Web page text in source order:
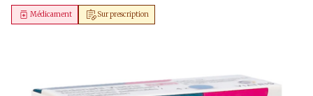
Sur prescription
Médicament